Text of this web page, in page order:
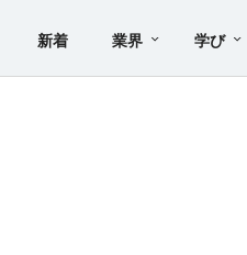
新着 業界 学び